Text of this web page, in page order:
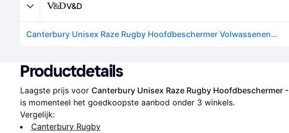
V&D
Canterbury Unisex Raze Rugby Hoofdbeschermer Volwassenen (Roze) - S
Productdetails
Laagste prijs voor Canterbury Unisex Raze Rugby Hoofdbeschermer
is momenteel het goedkoopste aanbod onder 3 winkels.
Vergelijk:
Canterbury Rugby